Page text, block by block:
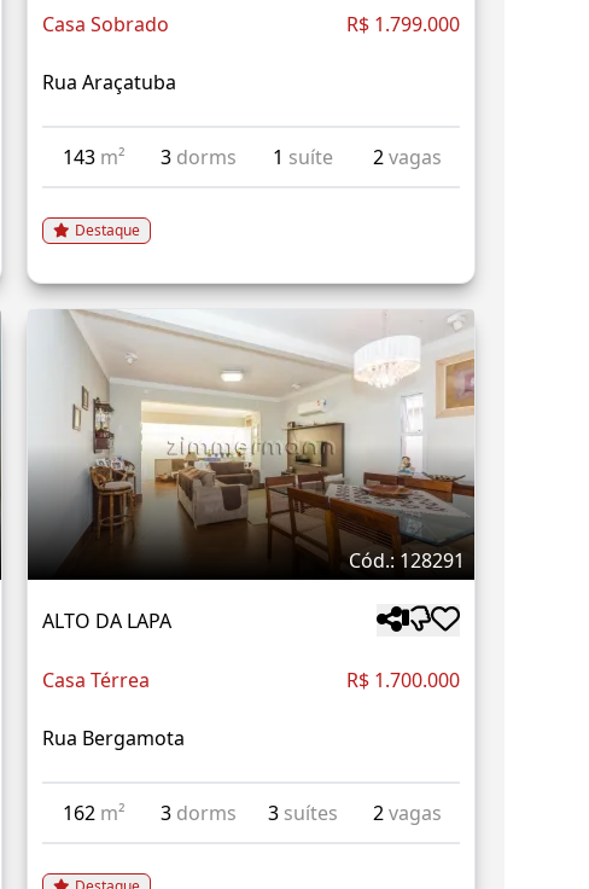
Casa Sobrado R$ 1.799.000
Rua Araçatuba
143 m² 3 dorms 1 suíte 2vagas
Destaque
Cód.: 128291
ALTO DA LAPA
Casa Térrea R$ 1.700.000
Rua Bergamota
162 m² 3 dorms 3 suítes 2vagas